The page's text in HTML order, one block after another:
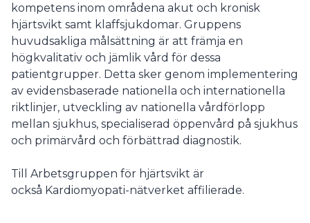
kompetens inom områdena akut och kronisk
hjärtsvikt samt klaffsjukdomar. Gruppens
huvudsakliga målsättning är att främja en
högkvalitativ och jämlik vård för dessa
patientgrupper. Detta sker genom implementering
av evidensbaserade nationella och internationella
riktlinjer, utveckling av nationella vårdförlopp
mellan sjukhus, specialiserad öppenvård på sjukhus
och primärvård och förbättrad diagnostik.
Till Arbetsgruppen för hjärtsvikt är
också Kardiomyopati-nätverket affilierade.